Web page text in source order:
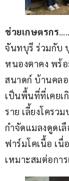
ช่วยเกษตรกร
จันทบุรี ร่วมกับ
หนองตาคง พร้
สนาดก์ บ้านคล
เป็นพื้นที่ที่เคยเ
ราย เลี้ยงโคร
กำจัดแมลงดูดเ
ฟาร์มโคเนื้อ เ
เหมาะสมต่อกา